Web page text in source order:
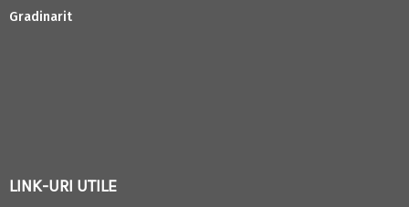
Gradinarit
LINK-URI UTILE